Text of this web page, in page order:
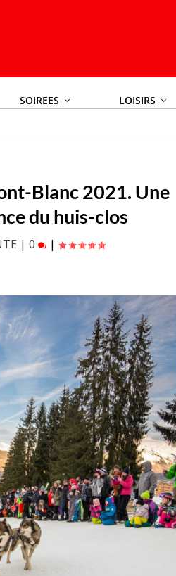
SOIREES LOISIRS
Blanc 2021. Une
du huis-clos
|0 |